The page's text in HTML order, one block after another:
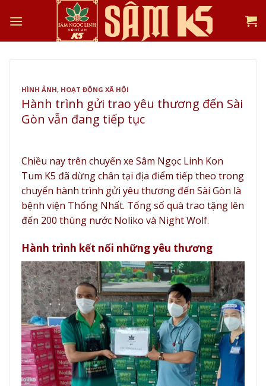
HÌNH ẢNH, HOẠT ĐỘNG XÃ HỘI
Hành trình gửi trao yêu thương đến Sài
Gòn vẫn đang tiếp tục
Chiều nay trên chuyến xe Sâm Ngọc Linh Kon
Tum K5 đã dừng chân tại địa điểm tiếp theo trong
chuyến hành trình gửi yêu thương đến Sài Gòn là
bệnh viện Thống Nhất. Tổng số quà trao tặng lên
đến 200 thùng nước Noliko và Night Wolf.
Hành trình kết nối những yêu thương